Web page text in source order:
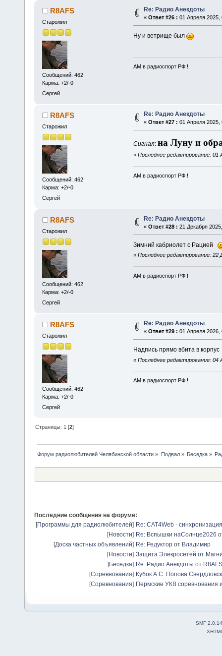
R8AFS
Старожил
Сообщений: 462
Карма: +2/-0
Сергей
Re: Радио Анекдоты
« Ответ #26 : 01 Апреля 2025,
Ну и ветрище был
АМ в радиоспорт РФ !
R8AFS
Старожил
Сообщений: 462
Карма: +2/-0
Сергей
Re: Радио Анекдоты
« Ответ #27 : 01 Апреля 2025,
Сигнал: на Луну и
« Последнее редактирование: 01
АМ в радиоспорт РФ !
R8AFS
Старожил
Сообщений: 462
Карма: +2/-0
Сергей
Re: Радио Анекдоты
« Ответ #28 : 21 Декабря
Зимний кабриолет с Рацией
« Последнее редактирование: 22
АМ в радиоспорт РФ !
R8AFS
Старожил
Сообщений: 462
Карма: +2/-0
Сергей
Re: Радио Анекдоты
« Ответ #29 : 01 Апреля 2026,
Надпись прямо вбита в корпус
« Последнее редактирование: 04
АМ в радиоспорт РФ !
Страницы: 1 [2]
Форум радиолюбителей Челябинской области » Подвал» Беседка»
Последние сообщения на форуме:
[Программы для радиолюбителей] Re: CAT4Web -
[Новости] Re: Вспышки наСолнце2026
[Доска частных объявлений] Re: Редуктор от Владимир
[Новости] Защита Элекросетей от
[Беседка] Re: Радио Анекдоты от R8AFS
[Соревнования] Кубок А.С. Попова
[Соревнования] Пермские УКВ соревнования
SMF 2.0.14